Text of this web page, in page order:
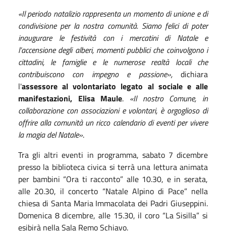
«Il periodo natalizio rappresenta un momento di unione e di
condivisione per la nostra comunità. Siamo felici di poter
inaugurare le festività con i mercatini di Natale e
l’accensione degli alberi, momenti pubblici che coinvolgono i
cittadini, le famiglie e le numerose realtà locali che
contribuiscono con impegno e passione», dichiara
l'assessore al volontariato legato al sociale e alle
manifestazioni, Elisa Maule. «Il nostro Comune, in
collaborazione con associazioni e volontari, è orgoglioso di
offrire alla comunità un ricco calendario di eventi per vivere
la magia del Natale».
Tra gli altri eventi in programma, sabato 7 dicembre
presso la biblioteca civica si terrà una lettura animata
per bambini “Ora ti racconto” alle 10.30, e in serata,
alle 20.30, il concerto “Natale Alpino di Pace” nella
chiesa di Santa Maria Immacolata dei Padri Giuseppini.
Domenica 8 dicembre, alle 15.30, il coro “La Sisilla” si
esibirà nella Sala Remo Schiavo.